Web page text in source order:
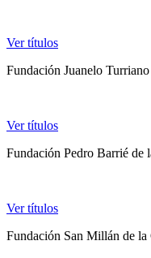
Ver títulos
Fundación Juanelo Turriano
Ver títulos
Fundación Pedro Barrié de
Ver títulos
Fundación San Millán de